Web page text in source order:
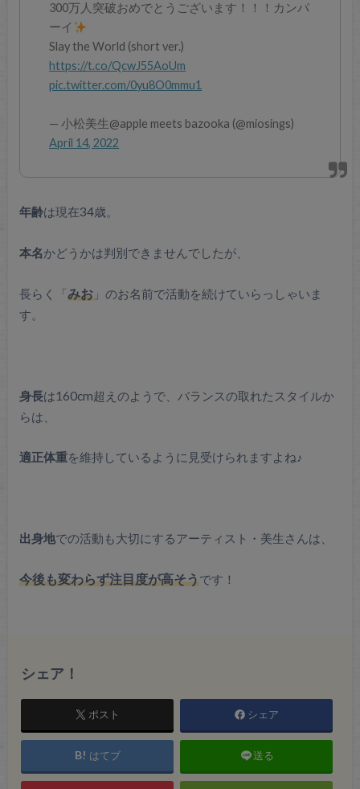
300万人突破おめでとうございます！！！カンパ
ーイ
Slay the World (short ver.)
https://t.co/QcwJ55AoUm
pic.twitter.com/0yu8O0mmu1
— 小松美生@apple meets bazooka (@miosings)
April 14, 2022
年齢は現在34歳。
本名かどうかは判別できませんでしたが、
長らく「みお」のお名前で活動を続けていらっしゃいま
す。
身長は160cm超えのようで、バランスの取れたスタイルか
らは、
適正体重を維持しているように見受けられますよね♪
出身地での活動も大切にするアーティスト・美生さんは、
今後も変わらず注目度が高そうです！
シェア！
ポスト シェア
はてブ 送る